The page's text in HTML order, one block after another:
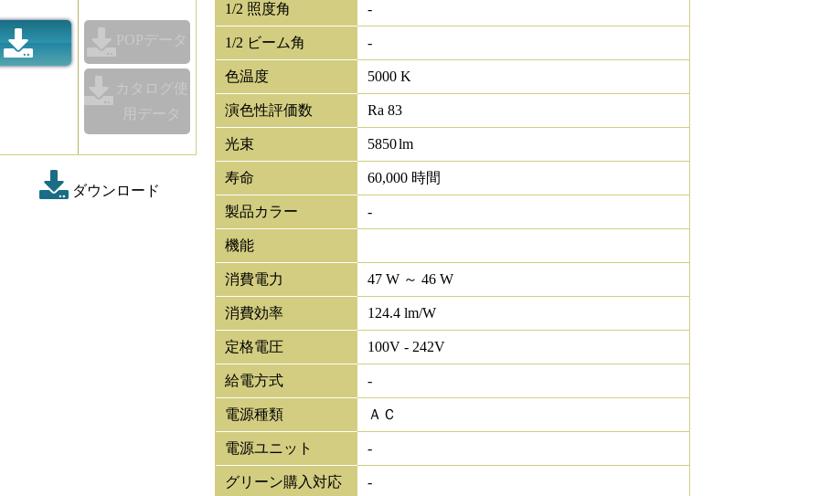
POPデータ
カタログ使
用データ
ダウンロード
1/2 照度角 -
1/2 ビーム角 -
色温度 5000 K
演色性評価数 Ra 83
光束 5850lm
寿命 60,000 時間
製品カラー -
機能
消費電力 47 W ～ 46 W
消費効率 124.4 lm/W
定格電圧 100V - 242V
給電方式 -
電源種類 ＡＣ
電源ユニット -
グリーン購入対応 -